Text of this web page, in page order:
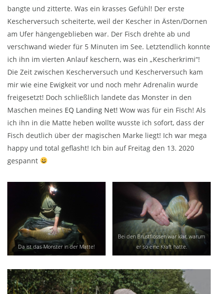
bangte und zitterte. Was ein krasses Gefühl! Der erste
Kescherversuch scheiterte, weil der Kescher in Ästen/Dornen
am Ufer hängengeblieben war. Der Fisch drehte ab und
verschwand wieder für 5 Minuten im See. Letztendlich konnte
ich ihn im vierten Anlauf keschern, was ein „Kescherkrimi“!
Die Zeit zwischen Kescherversuch und Kescherversuch kam
mir wie eine Ewigkeit vor und noch mehr Adrenalin wurde
freigesetzt! Doch schließlich landete das Monster in den
Maschen meines EQ Landing Net! Wow was für ein Fisch! Als
ich ihn in die Matte heben wollte wusste ich sofort, dass der
Fisch deutlich über der magischen Marke liegt! Ich war mega
happy und total geflasht! Ich bin auf Freitag den 13. 2020
gespannt
Da ist das Monster in der Matte!
Bei den Brustflossen war klar, warum
er so eine Kraft hatte.